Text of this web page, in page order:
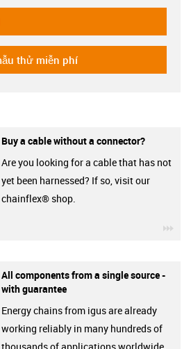
plan
thử miễn phí
Buy a cable without a connector?
Are you looking for a cable that has not
yet been harnessed? If so, visit our
chainflex® shop.
All components from a single source -
with guarantee
Energy chains from igus are already
working reliably in many hundreds of
thousands of applications worldwide.